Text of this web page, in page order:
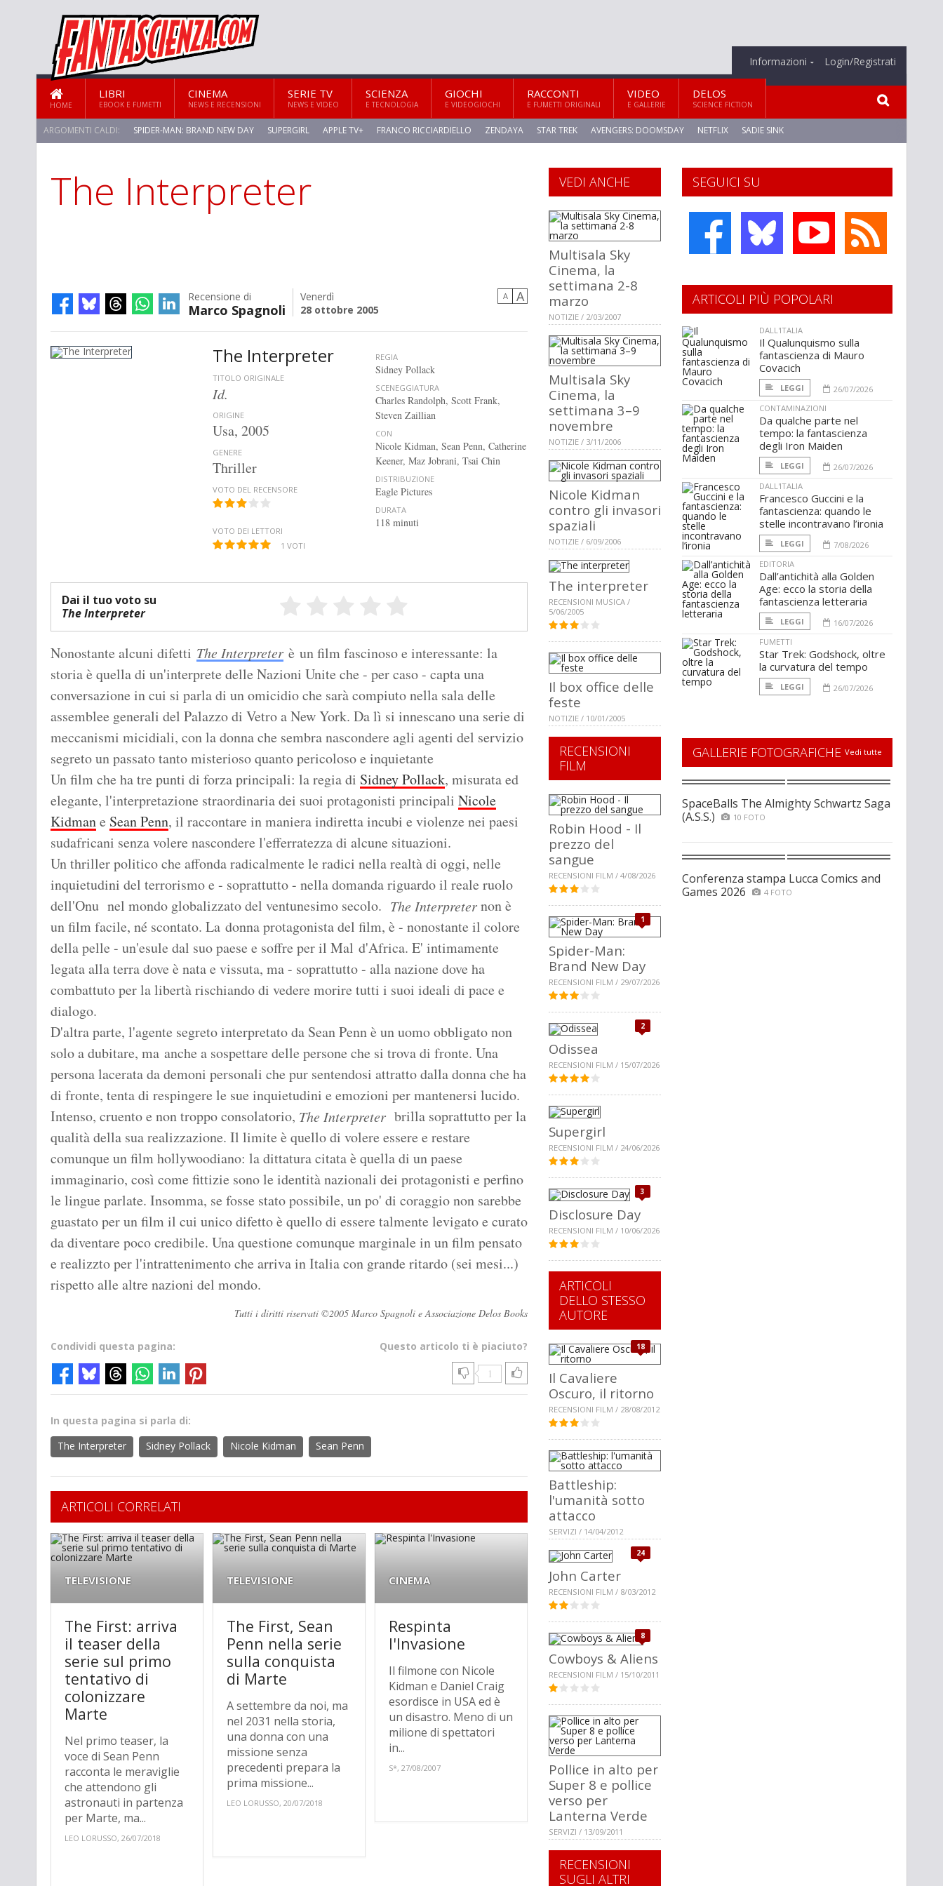
Informazioni Login/Registrati
HOME
LIBRI
EBOOK E FUMETTI
CINEMA
NEWS E RECENSIONI
SERIE TV
NEWS E VIDEO
SCIENZA
E TECNOLOGIA
GIOCHI
E VIDEOGIOCHI
RACCONTI
E FUMETTI ORIGINALI
VIDEO
E GALLERIE
DELOS
SCIENCE FICTION
ARGOMENTI CALDI: SPIDER-MAN: BRAND NEW DAY SUPERGIRL APPLE TV+ FRANCO RICCIARDIELLO ZENDAYA STAR TREK AVENGERS: DOOMSDAY NETFLIX SADIE SINK
STAR TREK: STRANGE NEW WORLDS
The Interpreter
Recensione di
Marco Spagnoli
Venerdì
28 ottobre 2005
A A
The Interpreter
TITOLO ORIGINALE
Id.
ORIGINE
Usa, 2005
GENERE
Thriller
VOTO DEL RECENSORE
VOTO DEI LETTORI
1 VOTI
REGIA
Sidney Pollack
SCENEGGIATURA
Charles Randolph, Scott Frank,
Steven Zaillian
CON
Nicole Kidman, Sean Penn, Catherine
Keener, Maz Jobrani, Tsai Chin
DISTRIBUZIONE
Eagle Pictures
DURATA
118 minuti
Dai il tuo voto su
The Interpreter
Nonostante alcuni difetti The Interpreter è un film fascinoso e interessante: la
storia è quella di un'interprete delle Nazioni Unite che - per caso - capta una
conversazione in cui si parla di un omicidio che sarà compiuto nella sala delle
assemblee generali del Palazzo di Vetro a New York. Da lì si innescano una serie di
meccanismi micidiali, con la donna che sembra nascondere agli agenti del servizio
segreto un passato tanto misterioso quanto pericoloso e inquietante
Un film che ha tre punti di forza principali: la regia di Sidney Pollack, misurata ed
elegante, l'interpretazione straordinaria dei suoi protagonisti principali Nicole
Kidmane Sean Penn, il raccontare in maniera indiretta incubi e violenze nei paesi
sudafricani senza volere nascondere l'efferratezza di alcune situazioni.
Un thriller politico che affonda radicalmente le radici nella realtà di oggi, nelle
inquietudini del terrorismo e - soprattutto - nella domanda riguardo il reale ruolo
dell'Onu nel mondo globalizzato del ventunesimo secolo. The Interpreternon è
un film facile, né scontato. La donna protagonista del film, è - nonostante il colore
della pelle - un'esule dal suo paese e soffre per il Mal d'Africa. E' intimamente
legata alla terra dove è nata e vissuta, ma - soprattutto - alla nazione dove ha
combattuto per la libertà rischiando di vedere morire tutti i suoi ideali di pace e
dialogo.
D'altra parte, l'agente segreto interpretato da Sean Penn è un uomo obbligato non
solo a dubitare, ma anche a sospettare delle persone che si trova di fronte. Una
persona lacerata da demoni personali che pur sentendosi attratto dalla donna che ha
di fronte, tenta di respingere le sue inquietudini e emozioni per mantenersi lucido.
Intenso, cruento e non troppo consolatorio, The Interpreter brilla soprattutto per la
qualità della sua realizzazione. Il limite è quello di volere essere e restare
comunque un film hollywoodiano: la dittatura citata è quella di un paese
immaginario, così come fittizie sono le identità nazionali dei protagonisti e perfino
le lingue parlate. Insomma, se fosse stato possibile, un po' di coraggio non sarebbe
guastato per un film il cui unico difetto è quello di essere talmente levigato e curato
da diventare poco credibile. Una questione comunque marginale in un film pensato
e realizzto per l'intrattenimento che arriva in Italia con grande ritardo (sei mesi...)
rispetto alle altre nazioni del mondo.
Tutti i diritti riservati ©2005 Marco Spagnoli e Associazione Delos Books
Questo articolo ti è piaciuto?
1
Condividi questa pagina:
In questa pagina si parla di:
The Interpreter
Sidney Pollack Nicole Kidman Sean Penn
ARTICOLI CORRELATI
TELEVISIONE
The First: arriva
il teaser della
serie sul primo
tentativo di
colonizzare
Marte
Nel primo teaser, la
voce di Sean Penn
racconta le meraviglie
che attendono gli
astronauti in partenza
per Marte, ma...
LEO LORUSSO, 26/07/2018
TELEVISIONE
The First, Sean
Penn nella serie
sulla conquista
di Marte
A settembre da noi, ma
nel 2031 nella storia,
una donna con una
missione senza
precedenti prepara la
prima missione...
LEO LORUSSO, 20/07/2018
CINEMA
Respinta
l'Invasione
Il filmone con Nicole
Kidman e Daniel Craig
esordisce in USA ed è
un disastro. Meno di un
milione di spettatori
in...
S*, 27/08/2007
SEGUICI SU
VEDI ANCHE
Multisala Sky
Cinema, la
settimana 2-8
marzo
NOTIZIE / 2/03/2007
Multisala Sky
Cinema, la
settimana 3–9
novembre
NOTIZIE / 3/11/2006
Nicole Kidman
contro gli invasori
spaziali
NOTIZIE / 6/09/2006
The interpreter
RECENSIONI MUSICA /
5/06/2005
Il box office delle
feste
NOTIZIE / 10/01/2005
RECENSIONI
FILM
Robin Hood - Il
prezzo del
sangue
RECENSIONI FILM / 4/08/2026
1
Spider-Man:
Brand New Day
RECENSIONI FILM / 29/07/2026
2
Odissea
RECENSIONI FILM / 15/07/2026
Supergirl
RECENSIONI FILM / 24/06/2026
3
Disclosure Day
RECENSIONI FILM / 10/06/2026
ARTICOLI
DELLO STESSO
AUTORE
18
Il Cavaliere
Oscuro, il ritorno
RECENSIONI FILM / 28/08/2012
Battleship:
l'umanità sotto
attacco
SERVIZI / 14/04/2012
24
John Carter
RECENSIONI FILM / 8/03/2012
8
Cowboys & Aliens
RECENSIONI FILM / 15/10/2011
Pollice in alto per
Super 8 e pollice
verso per
Lanterna Verde
SERVIZI / 13/09/2011
RECENSIONI
SUGLI ALTRI
ARTICOLI PIÙ POPOLARI
DALL'ITALIA
Il Qualunquismo sulla
fantascienza di Mauro
Covacich
LEGGI
26/07/2026
CONTAMINAZIONI
Da qualche parte nel
tempo: la fantascienza
degli Iron Maiden
LEGGI
26/07/2026
DALL'ITALIA
Francesco Guccini e la
fantascienza: quando le
stelle incontravano l’ironia
LEGGI
7/08/2026
EDITORIA
Dall’antichità alla Golden
Age: ecco la storia della
fantascienza letteraria
LEGGI
16/07/2026
FUMETTI
Star Trek: Godshock, oltre
la curvatura del tempo
LEGGI 26/07/2026
GALLERIE FOTOGRAFICHE Vedi tutte
SpaceBalls The Almighty Schwartz Saga
(A.S.S.)
10 FOTO
Conferenza stampa Lucca Comics and
Games 2026
4 FOTO